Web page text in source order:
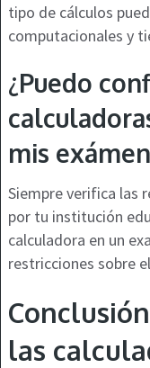
tipo de cálculos
computacionales y
¿Puedo
mis
Siempre verifica las
por tu institución
calculadora en un
restricciones sobre
las